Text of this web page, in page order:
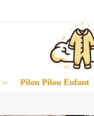
Pilou Pilou Enfant